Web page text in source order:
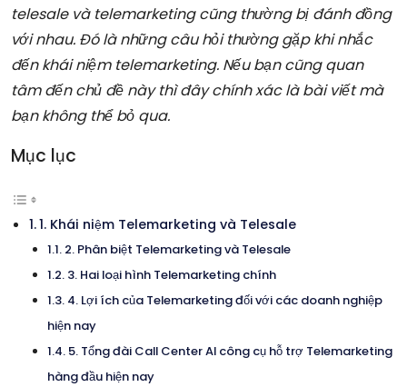
telesale và telemarketing cũng thường bị đánh đồng
với nhau. Đó là những câu hỏi thường gặp khi nhắc
đến khái niệm telemarketing. Nếu bạn cũng quan
tâm đến chủ đề này thì đây chính xác là bài viết mà
bạn không thể bỏ qua.
Mục lục
1. Khái niệm Telemarketing và Telesale
2. Phân biệt Telemarketing và Telesale
3. Hai loại hình Telemarketing chính
4. Lợi ích của Telemarketing đối với các doanh nghiệp
hiện nay
5. Tổng đài Call Center AI công cụ hỗ trợ Telemarketing
hàng đầu hiện nay